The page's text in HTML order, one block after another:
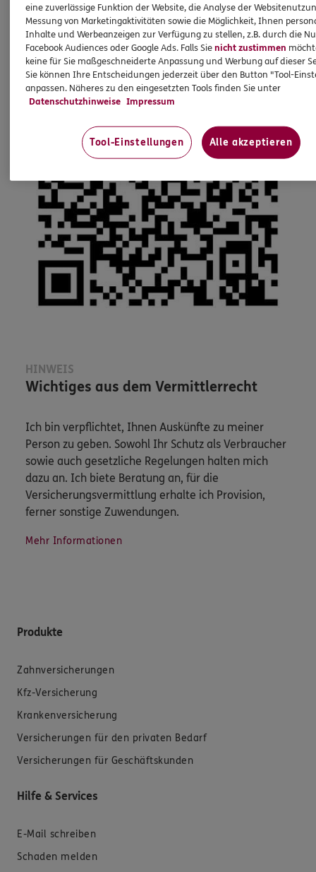
HINWEIS
Wichtiges aus dem Vermittlerrecht
Ich bin verpflichtet, Ihnen Auskünfte zu meiner
Person zu geben. Sowohl Ihr Schutz als Verbraucher
sowie auch gesetzliche Regelungen halten mich
dazu an. Ich biete Beratung an, für die
Versicherungsvermittlung erhalte ich Provision,
ferner sonstige Zuwendungen.
Mehr Informationen
Produkte
Zahnversicherungen
Kfz-Versicherung
Krankenversicherung
Versicherungen für den privaten Bedarf
Versicherungen für Geschäftskunden
Hilfe & Services
E-Mail schreiben
Schaden melden
eine zuverlässige Funktion der Website, die Analyse der
Messung von Marketingaktivitäten sowie die Möglichkeit, Ihnen
Inhalte und Werbeanzeigen zur Verfügung zu stellen, z.B. durch die
Facebook Audiences oder Google Ads. Falls Sienicht zustimmen
keine für Sie maßgeschneiderte Anpassung und Werbung auf dieser
Sie können Ihre Entscheidungen jederzeit über den Button "Tool-
anpassen. Näheres zu den eingesetzten Tools finden Sie unter
Datenschutzhinweise Impressum
Tool-Einstellungen Alle akzeptieren